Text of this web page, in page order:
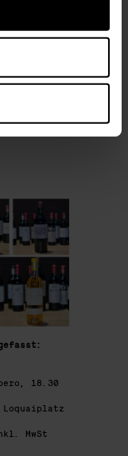
- 98
Robert
18.30
MwSt